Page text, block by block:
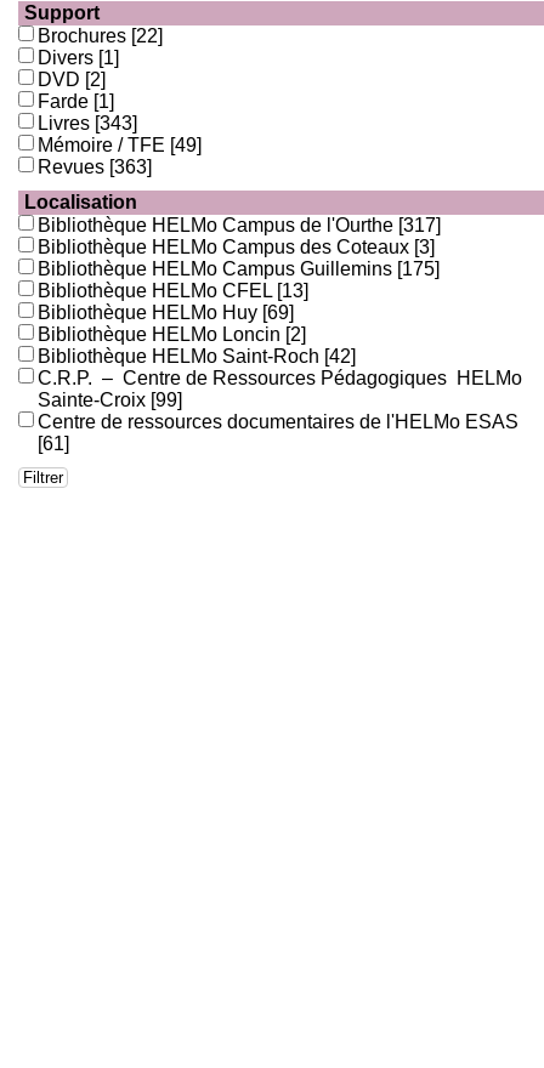
Support
Brochures [22]
Divers [1]
DVD [2]
Farde [1]
Livres [343]
Mémoire / TFE [49]
Revues [363]
Localisation
Bibliothèque HELMo Campus de l'Ourthe [317]
Bibliothèque HELMo Campus des Coteaux [3]
Bibliothèque HELMo Campus Guillemins [175]
Bibliothèque HELMo CFEL [13]
Bibliothèque HELMo Huy [69]
Bibliothèque HELMo Loncin [2]
Bibliothèque HELMo Saint-Roch [42]
C.R.P. – Centre de Ressources Pédagogiques HELMo
Sainte-Croix [99]
Centre de ressources documentaires de l'HELMo ESAS
[61]